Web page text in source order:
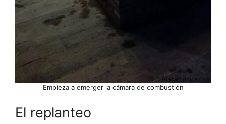
Empieza a emerger la cámara de combustión
El replanteo